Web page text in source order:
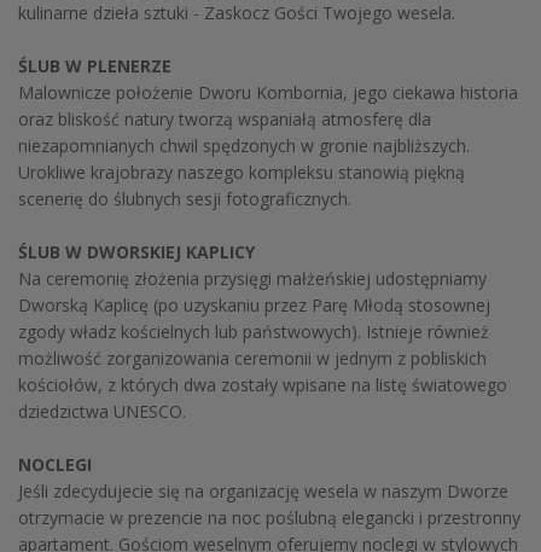
kulinarne dzieła sztuki - Zaskocz Gości Twojego wesela.
ŚLUB W PLENERZE
Malownicze położenie Dworu Kombornia, jego ciekawa historia
oraz bliskość natury tworzą wspaniałą atmosferę dla
niezapomnianych chwil spędzonych w gronie najbliższych.
Urokliwe krajobrazy naszego kompleksu stanowią piękną
scenerię do ślubnych sesji fotograficznych.
ŚLUB W DWORSKIEJ KAPLICY
Na ceremonię złożenia przysięgi małżeńskiej udostępniamy
Dworską Kaplicę (po uzyskaniu przez Parę Młodą stosownej
zgody władz kościelnych lub państwowych). Istnieje również
możliwość zorganizowania ceremonii w jednym z pobliskich
kościołów, z których dwa zostały wpisane na listę światowego
dziedzictwa UNESCO.
NOCLEGI
Jeśli zdecydujecie się na organizację wesela w naszym Dworze
otrzymacie w prezencie na noc poślubną elegancki i przestronny
apartament. Gościom weselnym oferujemy noclegi w stylowych